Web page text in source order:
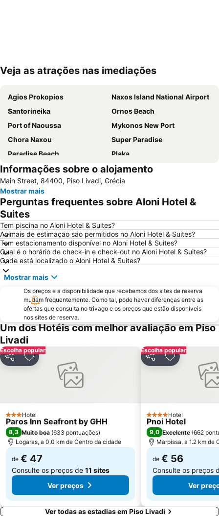
Ampliar mapa
Veja as atrações nas imediações
Agios Prokopios
Naxos Island National Airport
Santorineika
Ornos Beach
Port of Naoussa
Mykonos New Port
Chora Naxou
Super Paradise
Paradise Beach
Plaka
Old Port of Mykonos City
Glyfada
Lazarou beach
Platys Gyalos
Kalo Livadi
Punda Beach Club
Psaraliki
Paranga Beach
Psarou Beach
Mykonos Island National Airport
Chryssi Akti
Elia
Traditional Settlement of Mykonos
Kastraki
Panagia Filotitisa
Agrari
1. Antanaklasis Music Festival Mykonos
Informações sobre o alojamento
Main Street, 84400, Piso Livadi, Grécia
Mostrar mais
Perguntas frequentes sobre Aloni Hotel &
Suites
Tem piscina no Aloni Hotel & Suites?
Animais de estimação são permitidos no Aloni Hotel & Suites?
Tem estacionamento disponível no Aloni Hotel & Suites?
Qual é o horário de check-in e check-out no Aloni Hotel & Suites?
Onde está localizado o Aloni Hotel & Suites?
Mostrar mais
Os preços e a disponibilidade que recebemos dos sites de reserva
mudam frequentemente. Como tal, pode haver diferenças entre as
ofertas que consulta no trivago e os preços que estão disponíveis
nos sites de reserva.
Um dos Hotéis com melhor avaliação em Piso
Livadi
Escolha popular
PartilharAdicionar aos favoritos
3 Estrelas
Hotel
Paros Inn Seafront by GHH
8,3 Muito boa (633 pontuações)
Logaras, a 0.0 km de Centro da cidade
de € 47
Consulte os preços de 11 sites
Ver preços
Escolha popular
PartilharAdicionar
4 Estrelas
Hotel
Pnoi Hotel
9,0 Excelente (662
Marpissa, a 1.2 km de
de € 56
Consulte os preços
Ver
Ver todas as estadias em Piso Livadi